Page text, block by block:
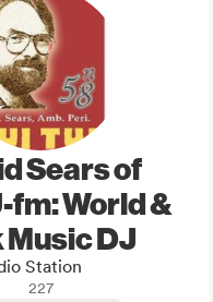
Sears of
fm: World &
Music DJ
Station
227